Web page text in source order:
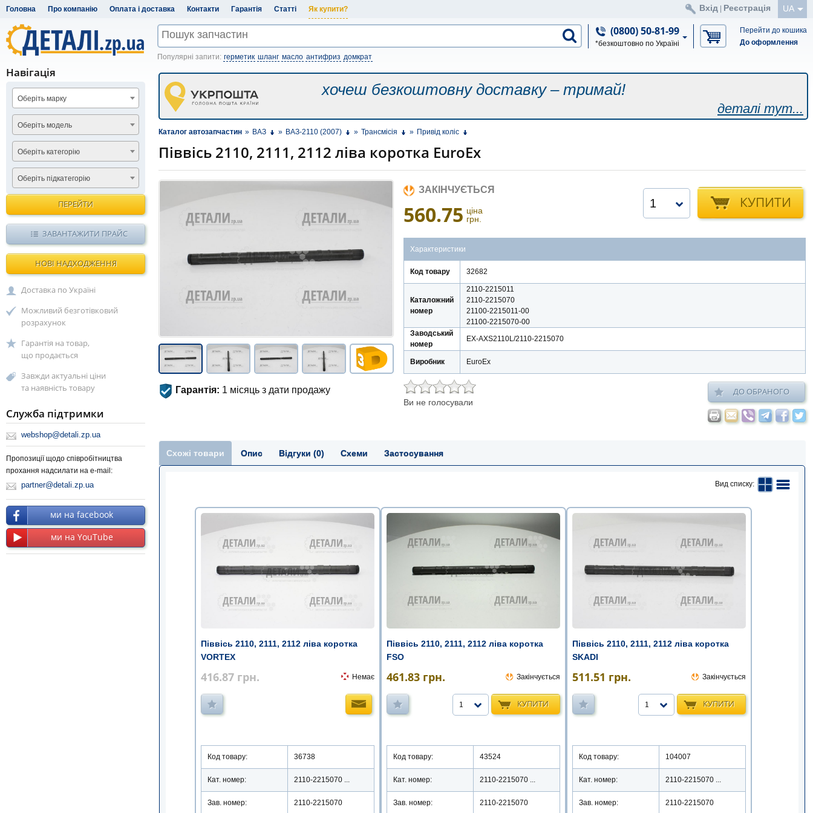
Головна Про компанію Оплата і доставка Контакти Гарантія Статті Як купити? UA
Вхід Реєстрація
(0800) 50-81-99
*безкоштовно по Україні
Перейти до кошика
До оформлення
Популярні запити: герметик шланг масло антифриз домкрат
хочеш безкоштовну доставку – тримай!
деталі тут...
Каталог автозапчастин » ВАЗ » ВАЗ-2110 (2007) » Трансмісія » Привід коліс
Піввісь 2110, 2111, 2112 ліва коротка EuroEx
Гарантія: 1 місяць з дати продажу
ЗАКІНЧУЄТЬСЯ
560.75 ціна
грн.
КУПИТИ
1
Характеристики
Код товару 32682
Каталожний
номер
2110-2215011
2110-2215070
21100-2215011-00
21100-2215070-00
Заводський
номер
EX-AXS2110L/2110-2215070
Виробник EuroEx
Ви не голосували
ДО ОБРАНОГО
Схожі товари Опис Відгуки (0) Схеми Застосування
Вид списку:
Піввісь 2110, 2111, 2112 ліва коротка
VORTEX
416.87 грн. Немає
Код товару: 36738
Кат. номер: 2110-2215070 ...
Зав. номер: 2110-2215070
Піввісь 2110, 2111, 2112 ліва коротка
FSO
461.83 грн. Закінчується
КУПИТИ
1
Код товару: 43524
Кат. номер: 2110-2215070 ...
Зав. номер: 2110-2215070
Піввісь 2110, 2111, 2112 ліва коротка
SKADI
511.51 грн. Закінчується
КУПИТИ
1
Код товару: 104007
Кат. номер: 2110-2215070 ...
Зав. номер: 2110-2215070
Навігація
Оберіть марку
Оберіть модель
Оберіть категорію
Оберіть підкатегорію
ПЕРЕЙТИ
ЗАВАНТАЖИТИ ПРАЙС
НОВІ НАДХОДЖЕННЯ
Доставка по Україні
Можливий безготівковий
розрахунок
Гарантія на товар,
що продається
Завжди актуальні ціни
та наявність товару
Служба підтримки
webshop@detali.zp.ua
Пропозиції щодо співробітництва
прохання надсилати на e-mail:
partner@detali.zp.ua
ми на facebook
ми на YouTube